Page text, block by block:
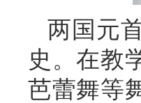
两国元
史。在教
芭蕾舞等